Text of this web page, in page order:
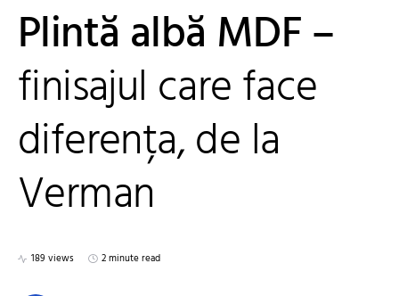
Plintă albă MDF –
finisajul care face
diferența, de la
Verman
189 views 2 minute read